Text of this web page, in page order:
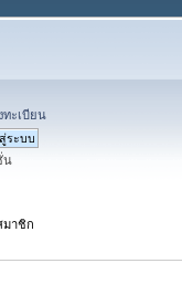
ทะเบียน
น
มาชิก